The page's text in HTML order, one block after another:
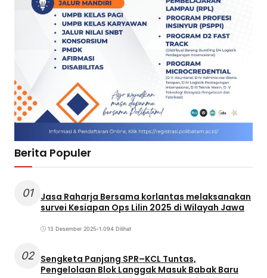
Berita Populer
01
Jasa Raharja Bersama korlantas melaksanakan
survei Kesiapan Ops Lilin 2025 di Wilayah Jawa
13 Desember 2025•1.094 Dilihat
02 Sengketa Panjang SPR–KCL Tuntas,
Pengelolaan Blok Langgak Masuk Babak Baru